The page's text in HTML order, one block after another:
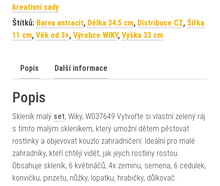
kreativní sady
Štítků: Barva antracit, Délka 34.5 cm, Distribuce CZ, Šířka
11 cm, Věk od 3+, Výrobce WIKY, Výška 33 cm
Popis Další informace
Popis
Skleník malý set, Wiky, W037649 Vytvořte si vlastní zelený ráj
s tímto malým skleníkem, který umožní dětem pěstovat
rostlinky a objevovat kouzlo zahradničení. Ideální pro malé
zahradníky, kteří chtějí vidět, jak jejich rostliny rostou.
Obsahuje skleník, 6 květináčů, 4x zeminu, semena, 6 cedulek,
konvičku, pinzetu, nůžky, lopatku, hrabičky, důlkovač.